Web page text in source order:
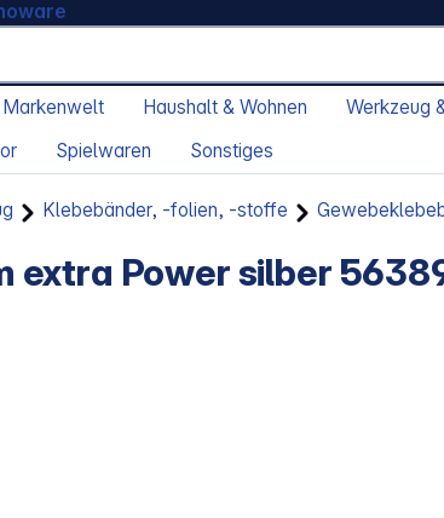
Haushalt & Wohnen Werkzeug
Spielwaren Sonstiges
Klebebänder, -folien, -stoffe
extra Power silber